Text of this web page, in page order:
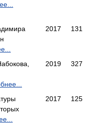
2017 131
2019 327
2017 125